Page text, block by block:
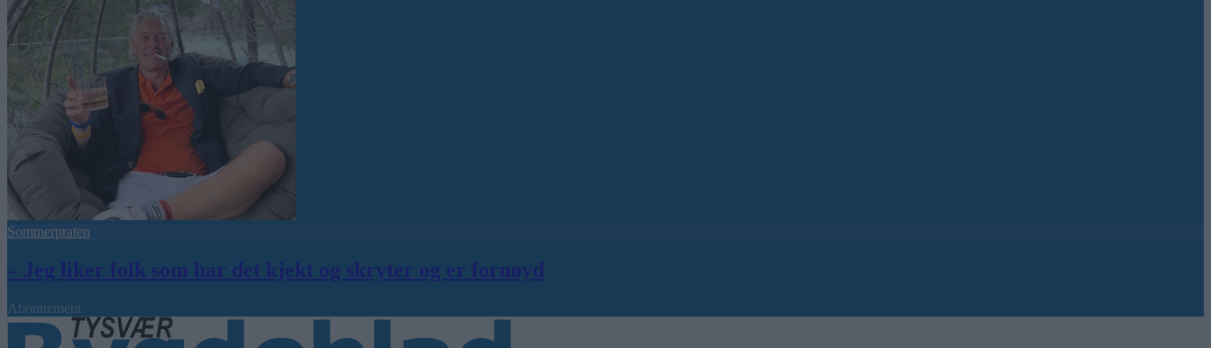
Sommerpraten
– Jeg liker folk som har det kjekt og skryter og er fornøyd
Abonnement